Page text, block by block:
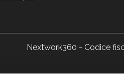
Nextwork360 - Codice